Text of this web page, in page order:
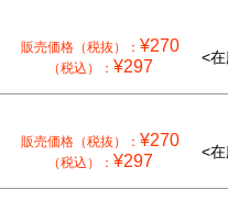
販売価格（税抜）： ¥270
（税込）： ¥297 <在庫
販売価格（税抜）： ¥270
（税込）： ¥297 <在庫